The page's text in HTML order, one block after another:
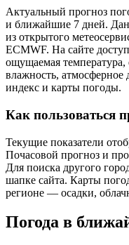
Актуальный прогноз
и ближайшие 7 дней.
из открытого
ECMWF. На сайте
ощущаемая температура,
влажность, атмосферное
индекс и карты погоды.
Как пользоваться
Текущие показатели
Почасовой прогноз и
Для поиска другого
шапке сайта. Карты
регионе — осадки,
Погода в